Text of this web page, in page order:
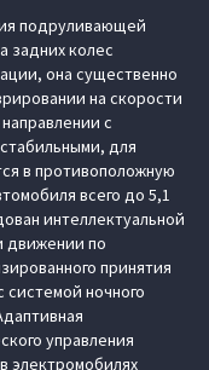
подруливающей
задних колес
она существенно
на скорости
с
для
в противоположную
всего до 5,1
интеллектуальной
движении по
принятия
ночного
управления
электромобилях